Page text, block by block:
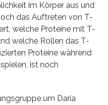
im Körper aus und
das Auftreten von T-
welche Proteine mit T-
welche Rollen das T-
Proteine während
ist noch
um Daria